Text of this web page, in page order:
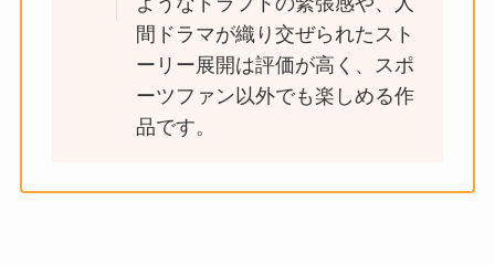
間ドラマが織り交ぜられたスト
ーリー展開は評価が高く、スポ
ーツファン以外でも楽しめる作
品です​。